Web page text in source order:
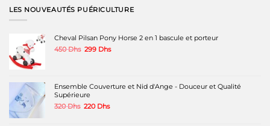
LES NOUVEAUTÉS PUÉRICULTURE
Cheval Pilsan Pony Horse 2 en 1 bascule et porteur
450Dhs Le
450 Dhs.
299 DhsLe
299 Dhs.
Ensemble Couverture et Nid d'Ange - Douceur et Qualité
Supérieure
320Dhs Le
220 DhsLe